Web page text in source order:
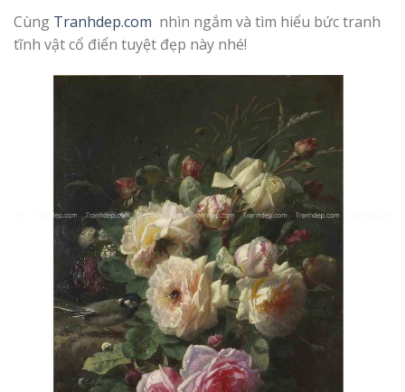
Cùng Tranhdep.com nhìn ngắm và tìm hiểu bức tranh
tĩnh vật cổ điển tuyệt đẹp này nhé!